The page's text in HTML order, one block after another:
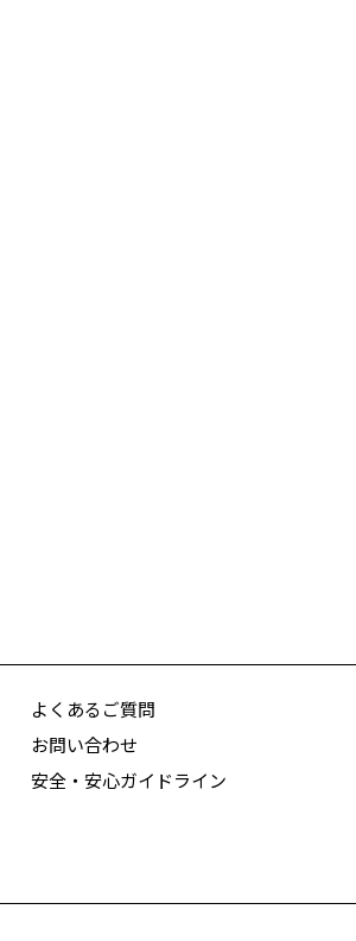
よくあるご質問
お問い合わせ
安全・安心ガイドライン